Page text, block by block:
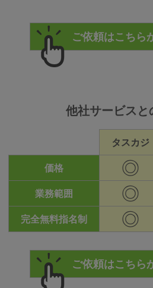
他社サービスと
タスカジ
価格
◎
業務範囲 ◎
完全無料指名制 ◎